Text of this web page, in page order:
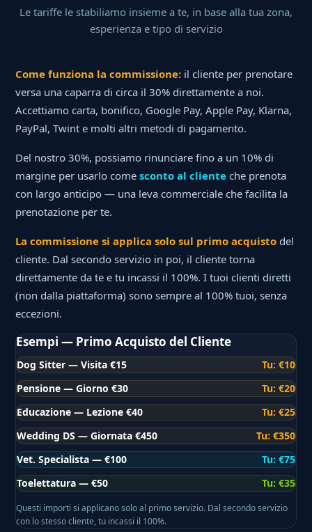
Le tariffe le stabiliamo insieme a te, in base alla tua zona,
esperienza e tipo di servizio
Come funziona la commissione: il cliente per prenotare
versa una caparra di circa il 30% direttamente a noi.
Accettiamo carta, bonifico, Google Pay, Apple Pay, Klarna,
PayPal, Twint e molti altri metodi di pagamento.
Del nostro 30%, possiamo rinunciare fino a un 10% di
margine per usarlo comesconto al cliente che prenota
con largo anticipo — una leva commerciale che facilita la
prenotazione per te.
La commissione si applica solo sul primo acquisto del
cliente. Dal secondo servizio in poi, il cliente torna
direttamente da te e tu incassi il 100%. I tuoi clienti diretti
(non dalla piattaforma) sono sempre al 100% tuoi, senza
eccezioni.
Esempi — Primo Acquisto del Cliente
Dog Sitter — Visita €15
Tu: €10
Pensione — Giorno €30
Tu: €20
Educazione — Lezione €40
Tu: €25
Wedding DS — Giornata €450
Tu: €350
Vet. Specialista — €100
Tu: €75
Toelettatura — €50
Tu: €35
Questi importi si applicano solo al primo servizio. Dal secondo servizio
con lo stesso cliente, tu incassi il 100%.